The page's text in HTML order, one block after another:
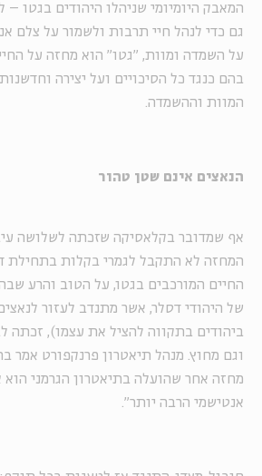
המאבק היומיומי שניהלו היהודים בגטו –
גם כדי לנהל חיי תרבות ולשמור על צלם
על השמדה ומוות, "גטו" הוא מחזה על
בהם כנגד כל הסיכויים ועל יצירה
המוות וההשמדה.
הנאצים אינם שטן טהור
אף שמדובר בקלאסיקה שזכתה לשלושה
המחזה לא התקבל לגמרי בקלות בתחילת
החיים המורכבים בגטו, על הטוב והרע
של היהודי דסלר, אשר מתנדב לעזור
ביהודים בתקווה להציל את עצמו), זכתה
וגם מחוץ. מנהל תיאטרון פרנקפורט אמר
מחזה אחר שהועלה בתיאטרון הגרמני הוא
אנטישמי הרבה יותר".